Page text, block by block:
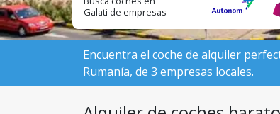
Galati de empresas
Encuentra el coche de alquiler
Rumanía, de 3 empresas locales.